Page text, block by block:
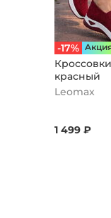
-17%
красный
Leomax
1 499 ₽